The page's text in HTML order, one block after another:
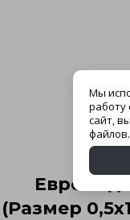
(Размер
Мы
работу
сайт,
файлов.